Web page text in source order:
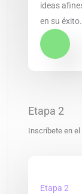
ideas
en su éxito.
Etapa 2
Etapa 2
Inscríbete en